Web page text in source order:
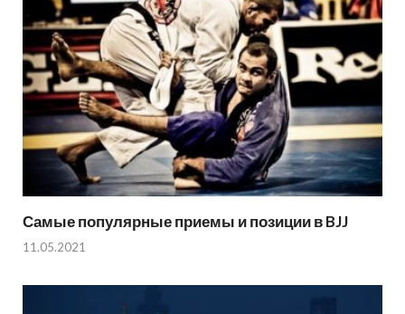
Самые популярные приемы и позиции в BJJ
11.05.2021